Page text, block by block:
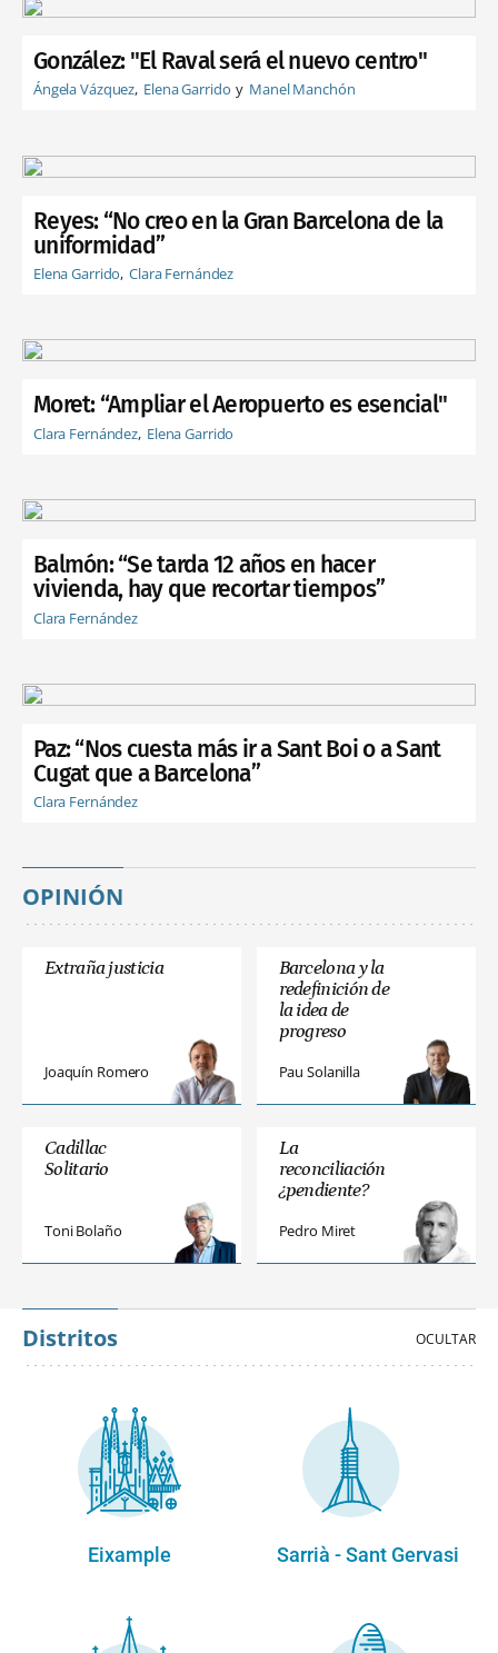
González: "El Raval será el nuevo centro"
Ángela Vázquez Elena Garrido Manel Manchón
Reyes: “No creo en la Gran Barcelona de la
uniformidad”
Elena Garrido Clara Fernández
Moret: “Ampliar el Aeropuerto es esencial"
Clara Fernández Elena Garrido
Balmón: “Se tarda 12 años en hacer
vivienda, hay que recortar tiempos”
Clara Fernández
Paz: “Nos cuesta más ir a Sant Boi o a Sant
Cugat que a Barcelona”
Clara Fernández
OPINIÓN
Extraña justicia
Joaquín Romero
Barcelona y la
redefinición de
la idea de
progreso
Pau Solanilla
Cadillac
Solitario
Toni Bolaño
La
reconciliación
¿pendiente?
Pedro Miret
Distritos
Eixample Sarrià - Sant Gervasi